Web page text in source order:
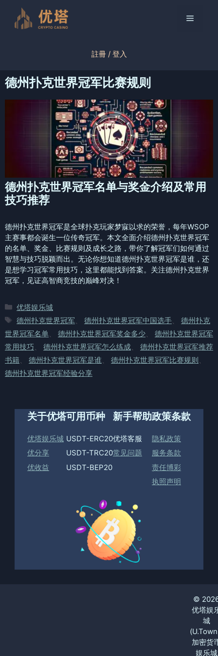
菜
註冊 / 登入
德州扑克世界冠军比赛规则
德州扑克世界冠军名单与奖金介绍及常用
技巧推荐
德州扑克世界冠军是全球扑克玩家梦寐以求的荣誉，每年WSOP
主赛事都会诞生一位传奇冠军。本文全面介绍德州扑克世界冠军
的名单、奖金、比赛规则及成长之路，带你了解冠军们如何通过
智慧与技巧脱颖而出。无论你想知道德州扑克世界冠军是谁，还
是想学习冠军常用技巧，这里都能找到答案。关注德州扑克世界
冠军，见证高智商竞技的巅峰对决！
分
类
优塔娱乐城
标
签
德州扑克世界冠军 德州扑克世界冠军中国选手
德州扑克
世界冠军名单
德州扑克世界冠军奖金多少
德州扑克世界冠军
常用技巧
德州扑克世界冠军怎么练成
德州扑克世界冠军推荐
书籍
德州扑克世界冠军是谁 德州扑克世界冠军比赛规则
德州扑克世界冠军经验分享
关于优塔
优塔娱乐城
优分享
优收益
可用币种
USDT-ERC20
USDT-TRC20
USDT-BEP20
新手帮助
优塔客服
常见问题
政策条款
隐私政策
服务条款
责任博彩
执照声明
©
优塔娱
城
加密货
娱乐城